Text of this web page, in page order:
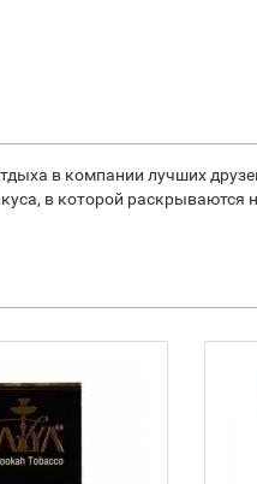
в компании лучших
в которой раскрываются